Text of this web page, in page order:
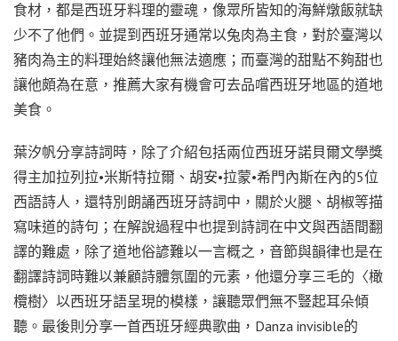
食材，都是西班牙料理的靈魂，像眾所皆知的海鮮燉飯就缺
少不了他們。並提到西班牙通常以兔肉為主食，對於臺灣以
豬肉為主的料理始終讓他無法適應；而臺灣的甜點不夠甜也
讓他頗為在意，推薦大家有機會可去品嚐西班牙地區的道地
美食。
葉汐帆分享詩詞時，除了介紹包括兩位西班牙諾貝爾文學獎
得主加拉列拉•米斯特拉爾、胡安•拉蒙•希門內斯在內的5位
西語詩人，還特別朗誦西班牙詩詞中，關於火腿、胡椒等描
寫味道的詩句；在解說過程中也提到詩詞在中文與西語間翻
譯的難處，除了道地俗諺難以一言概之，音節與韻律也是在
翻譯詩詞時難以兼顧詩體氛圍的元素，他還分享三毛的〈橄
欖樹〉以西班牙語呈現的模樣，讓聽眾們無不豎起耳朵傾
聽。最後則分享一首西班牙經典歌曲，Danza invisible的